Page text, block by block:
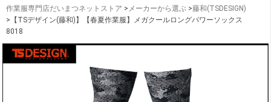
作業服専門店だいまつネットストア > メーカーから選ぶ >藤和(TSDESIGN)
>【TSデザイン(藤和)】【春夏作業服】メガクールロングパワーソックス
8018